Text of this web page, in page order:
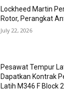
Lockheed Martin
Rotor, Perangkat
July 22, 2026
Pesawat Tempur
Dapatkan Kontrak
Latih M346 F Block